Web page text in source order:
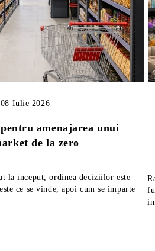
amenajarea unui
de la zero
08 Iulie 2026
la inceput, ordinea deciziilor este
ce se vinde, apoi cum se imparte